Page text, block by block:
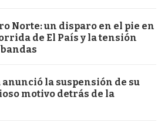
Norte: un disparo en el pie en
de El País y la tensión
la suspensión de su
motivo detrás de la